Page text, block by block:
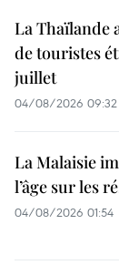
La Thaïlande
de touristes
juillet
04/08/2026 09:32
La Malaisie
l’âge sur les
04/08/2026 01:54